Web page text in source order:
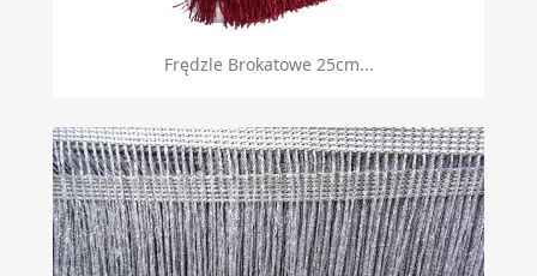
Frędzle Brokatowe 25cm...